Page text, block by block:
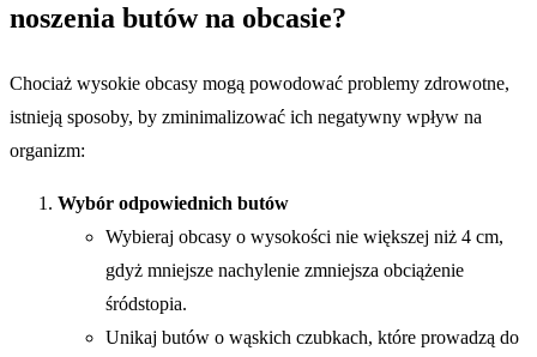
noszenia butów na obcasie?
Chociaż wysokie obcasy mogą powodować problemy zdrowotne,
istnieją sposoby, by zminimalizować ich negatywny wpływ na
organizm:
Wybór odpowiednich butów
Wybieraj obcasy o wysokości nie większej niż 4 cm,
gdyż mniejsze nachylenie zmniejsza obciążenie
śródstopia.
Unikaj butów o wąskich czubkach, które prowadzą do